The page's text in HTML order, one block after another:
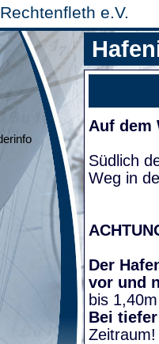
Rechtenfleth e.V.
Auf dem
Südlich
Weg in
Der
vor und
bis
Bei